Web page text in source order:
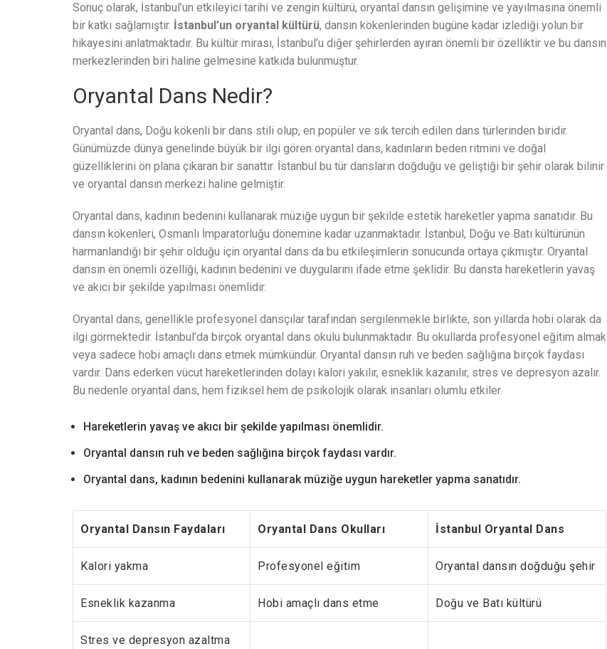
Sonuç olarak, İstanbul’un etkileyici tarihi ve zengin kültürü, oryantal dansın gelişimine ve yayılmasına önemli
bir katkı sağlamıştır. İstanbul’un oryantal kültürü, dansın kökenlerinden bugüne kadar izlediği yolun bir
hikayesini anlatmaktadır. Bu kültür mirası, İstanbul’u diğer şehirlerden ayıran önemli bir özelliktir ve bu dansın
merkezlerinden biri haline gelmesine katkıda bulunmuştur.
Oryantal Dans Nedir?
Oryantal dans, Doğu kökenli bir dans stili olup, en popüler ve sık tercih edilen dans türlerinden biridir.
Günümüzde dünya genelinde büyük bir ilgi gören oryantal dans, kadınların beden ritmini ve doğal
güzelliklerini ön plana çıkaran bir sanattır. İstanbul bu tür dansların doğduğu ve geliştiği bir şehir olarak bilinir
ve oryantal dansın merkezi haline gelmiştir.
Oryantal dans, kadının bedenini kullanarak müziğe uygun bir şekilde estetik hareketler yapma sanatıdır. Bu
dansın kökenleri, Osmanlı İmparatorluğu dönemine kadar uzanmaktadır. İstanbul, Doğu ve Batı kültürünün
harmanlandığı bir şehir olduğu için oryantal dans da bu etkileşimlerin sonucunda ortaya çıkmıştır. Oryantal
dansın en önemli özelliği, kadının bedenini ve duygularını ifade etme şeklidir. Bu dansta hareketlerin yavaş
ve akıcı bir şekilde yapılması önemlidir.
Oryantal dans, genellikle profesyonel dansçılar tarafından sergilenmekle birlikte, son yıllarda hobi olarak da
ilgi görmektedir. İstanbul’da birçok oryantal dans okulu bulunmaktadır. Bu okullarda profesyonel eğitim almak
veya sadece hobi amaçlı dans etmek mümkündür. Oryantal dansın ruh ve beden sağlığına birçok faydası
vardır. Dans ederken vücut hareketlerinden dolayı kalori yakılır, esneklik kazanılır, stres ve depresyon azalır.
Bu nedenle oryantal dans, hem fiziksel hem de psikolojik olarak insanları olumlu etkiler.
Hareketlerin yavaş ve akıcı bir şekilde yapılması önemlidir.
Oryantal dansın ruh ve beden sağlığına birçok faydası vardır.
Oryantal dans, kadının bedenini kullanarak müziğe uygun hareketler yapma sanatıdır.
Oryantal Dansın Faydaları Oryantal Dans Okulları İstanbul Oryantal Dans
Kalori yakma Profesyonel eğitim Oryantal dansın doğduğu şehir
Esneklik kazanma Hobi amaçlı dans etme Doğu ve Batı kültürü
Stres ve depresyon azaltma